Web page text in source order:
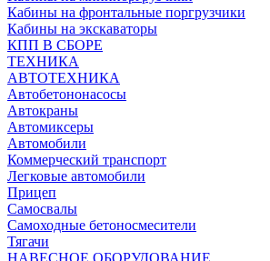
Кабины на фронтальные поргрузчики
Кабины на экскаваторы
КПП В СБОРЕ
ТЕХНИКА
АВТОТЕХНИКА
Автобетононасосы
Автокраны
Автомиксеры
Автомобили
Коммерческий транспорт
Легковые автомобили
Прицеп
Самосвалы
Самоходные бетоносмесители
Тягачи
НАВЕСНОЕ ОБОРУДОВАНИЕ